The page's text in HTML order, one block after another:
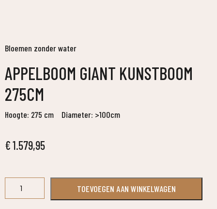
Bloemen zonder water
APPELBOOM GIANT KUNSTBOOM
275CM
Hoogte: 275 cm Diameter: >100cm
€1.579,95
Giant
TOEVOEGEN AAN WINKELWAGEN